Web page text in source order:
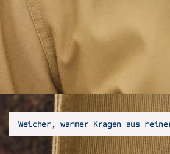
Weicher, warmer Kragen aus